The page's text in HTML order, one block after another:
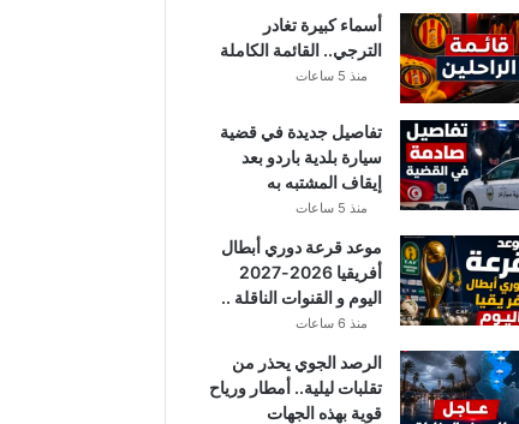
أسماء كبيرة تغادر
الترجي.. القائمة الكاملة
منذ 5 ساعات
تفاصيل جديدة في قضية
سيارة بلدية باردو بعد
إيقاف المشتبه به
منذ 5 ساعات
موعد قرعة دوري أبطال
أفريقيا 2026-2027
اليوم و القنوات الناقلة ..
منذ 6 ساعات
الرصد الجوي يحذر من
تقلبات ليلية.. أمطار ورياح
قوية بهذه الجهات